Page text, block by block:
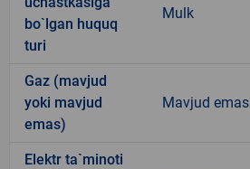
bo`lgan huquq
turi
Mulk
Gaz (mavjud
yoki mavjud
emas)
Mavjud emas
Elektr ta`minoti